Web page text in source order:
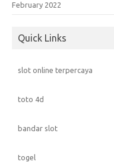
February 2022
Quick Links
slot online terpercaya
toto 4d
bandar slot
togel